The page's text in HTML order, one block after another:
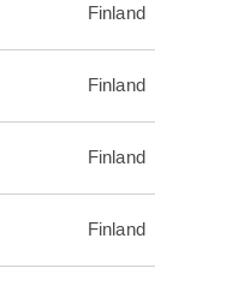
Finland
Finland
Finland
Finland